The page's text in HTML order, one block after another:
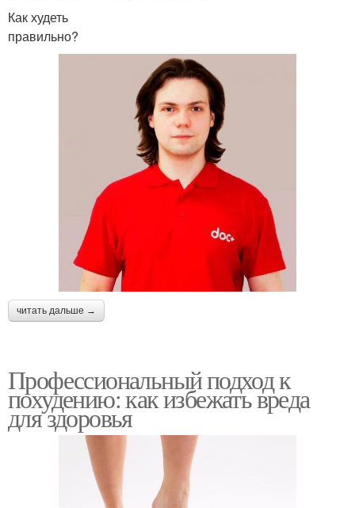
Как худеть
правильно?
читать дальше →
Профессиональный подход к
похудению: как избежать вреда
для здоровья